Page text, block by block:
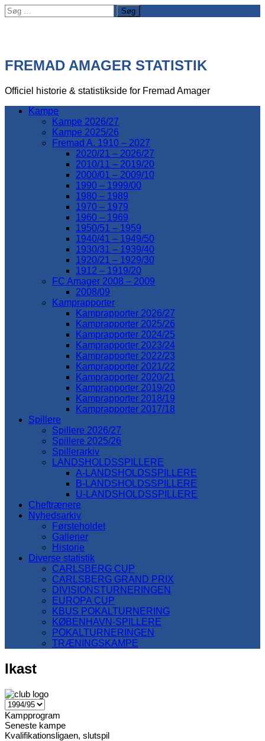
Søg
efter:
FREMAD AMAGER STATISTIK
Officiel historie & statistikside for Fremad Amager
Kampe
Kampe 2026/27
Kampe 2025/26
Fremad A. 1910 – 2027
2020/21 – 2026/27
2010/11 – 2019/20
2000/01 – 2009/10
1990 – 1999/00
1980 – 1989
1970 – 1979
1960 – 1969
1950/51 – 1959
1940/41 – 1949/50
1930/31 – 1939/40
1920/21 – 1929/30
1912 – 1919/20
FC Amager 2008 – 2009
2008/09
Kamprapporter
Kamprapporter 2026/27
Kamprapporter 2025/26
Kamprapporter 2024/25
Kamprapporter 2023/24
Kamprapporter 2022/23
Kamprapporter 2021/22
Kamprapporter 2020/21
Kamprapporter 2019/20
Kamprapporter 2018/19
Kamprapporter 2017/18
Spillere
Spillere 2026/27
Spillere 2025/26
Spillerarkiv
LANDSHOLDSSPILLERE
A-LANDSHOLDSSPILLERE
B-LANDSHOLDSSPILLERE
U-LANDSHOLDSSPILLERE
Cheftrænere
Nyhedsarkiv
Førsteholdet
Gallerier
Historie
Diverse statistik
CARLSBERG CUP
CARLSBERG GRAND PRIX
DIVISIONSTURNERINGEN
EUROPA CUP
KBUS POKALTURNERING
KØBENHAVN-SPILLERE
POKALTURNERINGEN
TRÆNINGSKAMPE
Ikast
Kampprogram
Seneste kampe
Kvalifikationsligaen, slutspil